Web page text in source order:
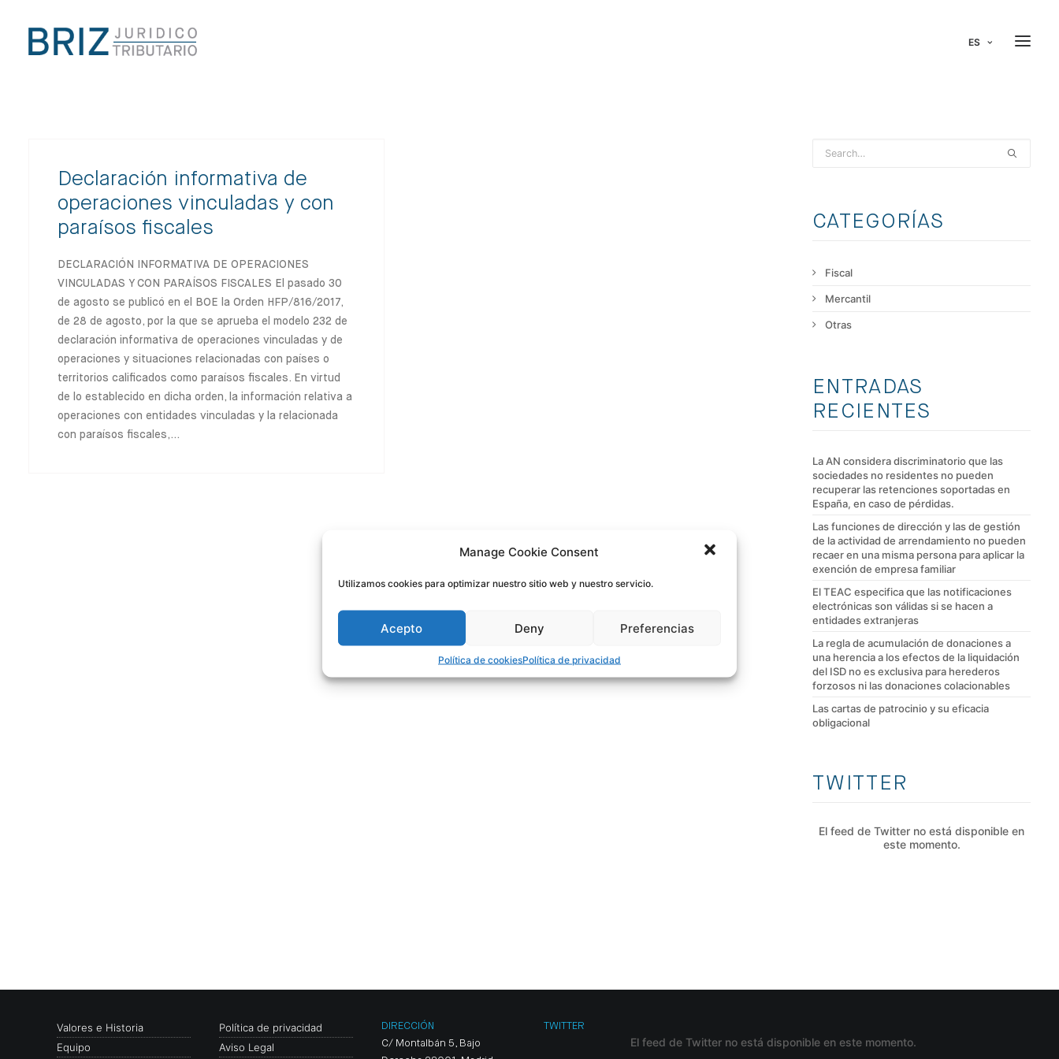
Manage Cookie Consent
Utilizamos cookies para optimizar nuestro sitio web y nuestro servicio.
Acepto Deny Preferencias
Política de cookiesPolítica de privacidad
ES
Declaración informativa de
operaciones vinculadas y con
paraísos fiscales
DECLARACIÓN INFORMATIVA DE OPERACIONES
VINCULADAS Y CON PARAÍSOS FISCALES El pasado 30
de agosto se publicó en el BOE la Orden HFP/816/2017,
de 28 de agosto, por la que se aprueba el modelo 232 de
declaración informativa de operaciones vinculadas y de
operaciones y situaciones relacionadas con países o
territorios calificados como paraísos fiscales. En virtud
de lo establecido en dicha orden, la información relativa a
operaciones con entidades vinculadas y la relacionada
con paraísos fiscales,…
CATEGORÍAS
Fiscal
Mercantil
Otras
ENTRADAS
RECIENTES
La AN considera discriminatorio que las
sociedades no residentes no pueden
recuperar las retenciones soportadas en
España, en caso de pérdidas.
Las funciones de dirección y las de gestión
de la actividad de arrendamiento no pueden
recaer en una misma persona para aplicar la
exención de empresa familiar
El TEAC especifica que las notificaciones
electrónicas son válidas si se hacen a
entidades extranjeras
La regla de acumulación de donaciones a
una herencia a los efectos de la liquidación
del ISD no es exclusiva para herederos
forzosos ni las donaciones colacionables
Las cartas de patrocinio y su eficacia
obligacional
TWITTER
El feed de Twitter no está disponible en
este momento.
Valores e Historia
Equipo
Política de privacidad
Aviso Legal
DIRECCIÓN
C/ Montalbán 5, Bajo
TWITTER
El feed de Twitter no está disponible en este momento.